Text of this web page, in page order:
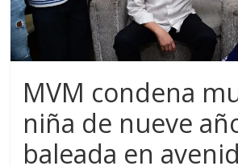
MVM condena
niña de nueve
baleada en